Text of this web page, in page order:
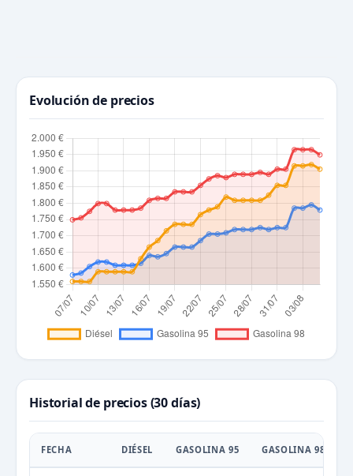
Evolución de precios
Historial de precios (30 días)
FECHA DIÉSEL GASOLINA 95 GASOLINA 98